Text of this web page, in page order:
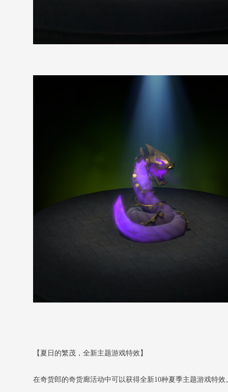
【夏日的繁茂，全新主题游戏特效】
在奇货郎的奇货廊活动中可以获得全新10种夏季主题游戏特效